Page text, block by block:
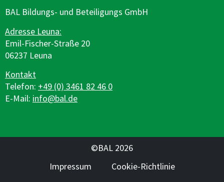
BAL Bildungs- und Beteiligungs GmbH
Adresse Leuna:
Emil-Fischer-Straße 20
06237 Leuna
Kontakt
Telefon: +49 (0) 3461 82 46 0
E-Mail: info@bal.de
©BAL 2026
Impressum
Cookie-Richtlinie